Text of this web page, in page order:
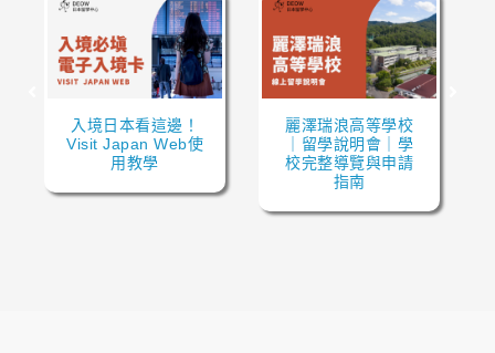
入境日本看這邊！
Visit Japan Web使
用教學
麗澤瑞浪高等學校
｜留學說明會｜學
校完整導覽與申請
指南